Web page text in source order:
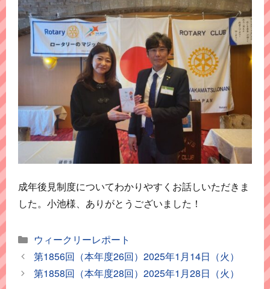
成年後見制度についてわかりやすくお話しいただきま
した。小池様、ありがとうございました！
カ
テ
ゴ
リ
ウィークリーレポート
第1856回（本年度26回）2025年1月14日（火）
第1858回（本年度28回）2025年1月28日（火）